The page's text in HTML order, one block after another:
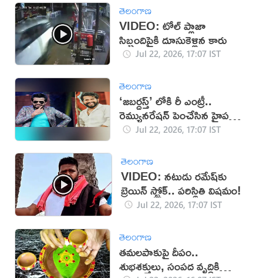
తెలంగాణ
VIDEO: టోల్ ప్లాజా
సిబ్బందిపైకి దూసుకెళ్లిన కారు
Jul 22, 2026, 17:07 IST
తెలంగాణ
‘జబర్దస్త్’ లోకి రీ ఎంట్రీ..
రెమ్యునరేషన్ పెంచేసిన హైపర్
ఆది!Jul 22, 2026, 17:07 IST
తెలంగాణ
VIDEO: నటుడు రమేష్‌‌కు
బ్రెయిన్ స్ట్రోక్.. పరిస్థితి విషమం!
Jul 22, 2026, 17:07 IST
తెలంగాణ
తమలపాకుపై దీపం..
శుభశక్తులు, సంపద వృద్ధికి